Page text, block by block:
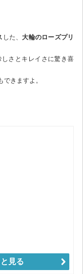
した、大輪のローズプリ
さとキレイさに驚き喜
できますよ。
見る